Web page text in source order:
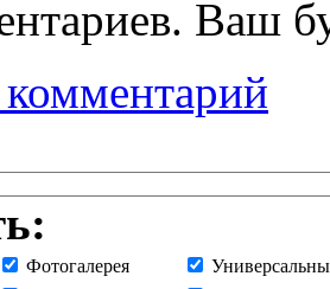
Ваш
Фотогалерея